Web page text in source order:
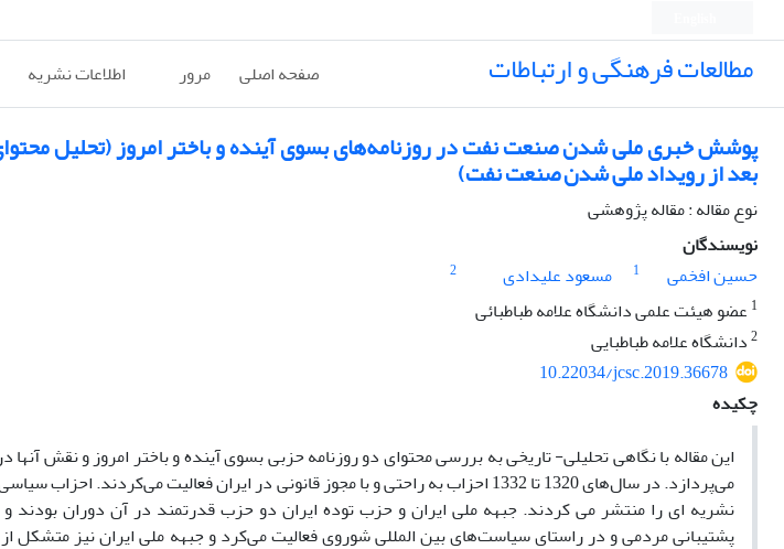
مطالعات فرهنگی و ارتباطات صفحه اصلی مرور اطلاعات نشریه
پوشش خبری ملی شدن صنعت نفت در روزنامه‌های بسوی آینده و باختر امروز (تحلیل
بعد از رویداد ملی شدن صنعت نفت)
نوع مقاله : مقاله پژوهشی
نویسندگان
حسین افخمی
1 مسعود علیدادی
2
1 عضو هیئت علمی دانشگاه علامه طباطبائی
2دانشگاه علامه طباطبایی
10.22034/jcsc.2019.36678
چکیده
این مقاله با نگاهی تحلیلی- تاریخی به بررسی محتوای دو روزنامه حزبی بسوی آینده و باختر امروز و نقش
می‌پردازد. در سال‌های 1320 تا 1332 احزاب به راحتی و با مجوز قانونی در ایران فعالیت
نشریه ای را منتشر می کردند. جبهه ملی ایران و حزب توده ایران دو حزب قدرتمند در آن دوران بودند
پشتیبانی مردمی و در راستای سیاست‌های بین المللی شوروی فعالیت می‌کرد و جبهه ملی ایران نیز